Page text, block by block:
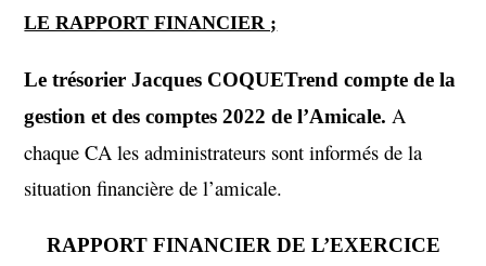
LE RAPPORT FINANCIER ;
LetrésorierJacques COQUETrend compte de la
gestion et des comptes 2022 de l’Amicale.A
chaque CA les administrateurs sont informés de la
situation financière de l’amicale.
RAPPORT FINANCIER DE L’EXERCICE